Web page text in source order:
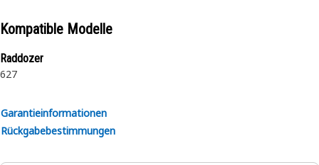
Kompatible Modelle
Raddozer
627
Garantieinformationen
Rückgabebestimmungen